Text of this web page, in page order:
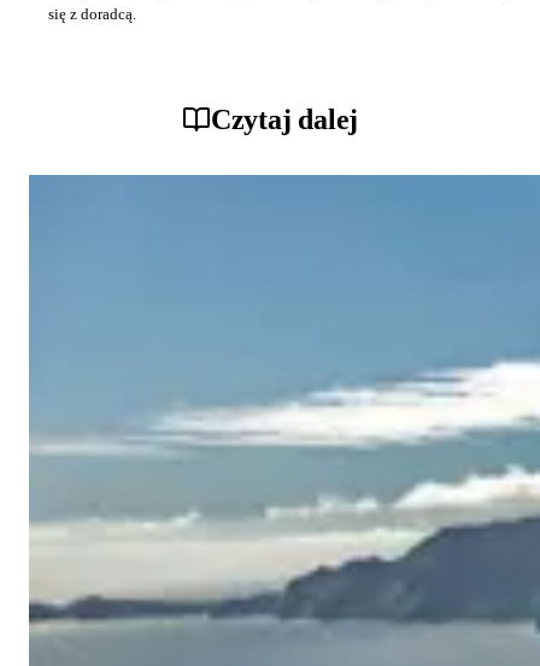
się z doradcą.
Czytaj dalej